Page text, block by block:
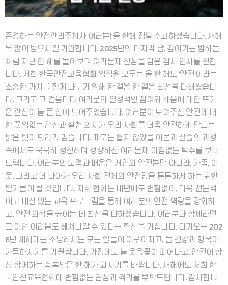
존경하는 안전관리주체자 여러분! 올 한해 정말 수고하셨습니다. 새해
복 많이 받으시길 기원합니다. 2025년의 마지막 날, 깊어가는 밤하늘
처럼 지난 한 해를 돌아보며 여러분께 진심을 담은 감사 인사를 전합
니다. 저희 한국안전교육협회 임직원 모두는 올 한 해도 ‘안전’이라는
소중한 가치를 함께 나누기 위해 한 걸음 한 걸음 최선을 다해왔습니
다. 그리고 그 걸음마다 여러분의 열정적인 참여와 배움에 대한 뜨거
운 관심이 늘 큰 힘이 되어주었습니다. 여러분이 보여주신 안전에 대
한 끊임없는 관심과 실천 의지가 우리 사회를 더욱 안전하게 만드는
밝은 빛이 되리라 믿습니다. 때로는 쉽지 않았을 이론과 실습의 과정
속에서도 묵묵히 정진하며 성장하신 여러분께 아낌없는 박수를 보내
드립니다. 여러분의 노력과 배움은 개인의 안전뿐만 아니라, 가족, 이
웃, 그리고 더 나아가 우리 사회 전체의 안전망을 튼튼하게 하는 귀한
밑거름이 될 것입니다. 저희 협회는 내년에도 변함없이, 더욱 전문적
이고 내실 있는 교육 프로그램을 통해 여러분의 안전 역량을 강화하
고, 안전 의식을 높이는 데 최선을 다하겠습니다. 여러분과 함께라면
그 어떤 어려움도 헤쳐나갈 수 있다는 확신을 가집니다. 다가오는 202
6년 새해에는 소망하시는 모든 일들이 이루어지고, 늘 건강과 행복이
가득하시기를 기원합니다. 가정에도 늘 웃음꽃이 피어나고, 안전이 항
상 함께하는 축복받은 한 해가 되시기를 바랍니다. 새해에도 저희 한
국안전교육협회에 변함없는 관심과 격려를 부탁드립니다. 감사합니